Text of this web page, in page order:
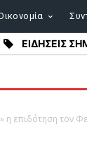
ΕΙΔΗΣΕΙΣ
η επιδότηση τον